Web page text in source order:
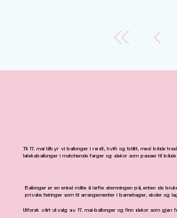
Til 17. mai tilbyr vi ballonger i rødt, hvitt og blått, med både
lateksballonger i matchende farger og dekor som passer til både
Ballonger er en enkel måte å løfte stemningen på, enten de
private feiringer som til arrangementer i barnehager, skoler og
Utforsk vårt utvalg av 17. mai-ballonger og finn dekor som gjør